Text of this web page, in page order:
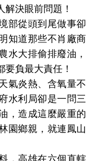
決眼前問題！
部從頭到尾做事卻
知道那些不肖廠商
水大排偷排廢油，
負最大責任！
氣炎熱、含氧量不
水利局卻是一問三
，造成這麼嚴重的
園鄉親，就連鳳山
，高雄在六個直轄